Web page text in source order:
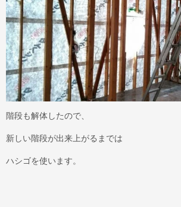
階段も解体したので、
新しい階段が出来上がるまでは
ハシゴを使います。